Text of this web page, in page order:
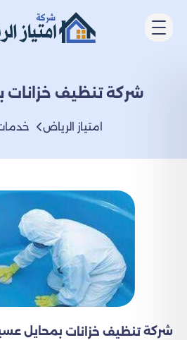
شركة تنظيف خزانات
امتياز الرياض
شركة تنظيف خزانات بمحايل